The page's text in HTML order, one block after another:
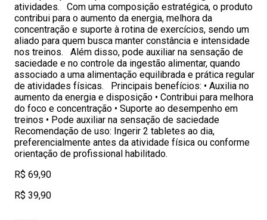
atividades. Com uma composição estratégica, o produto
contribui para o aumento da energia, melhora da
concentração e suporte à rotina de exercícios, sendo um
aliado para quem busca manter constância e intensidade
nos treinos. Além disso, pode auxiliar na sensação de
saciedade e no controle da ingestão alimentar, quando
associado a uma alimentação equilibrada e prática regular
de atividades físicas. Principais benefícios: • Auxilia no
aumento da energia e disposição • Contribui para melhora
do foco e concentração • Suporte ao desempenho em
treinos • Pode auxiliar na sensação de saciedade
Recomendação de uso: Ingerir 2 tabletes ao dia,
preferencialmente antes da atividade física ou conforme
orientação de profissional habilitado.
R$ 69,90
R$ 39,90